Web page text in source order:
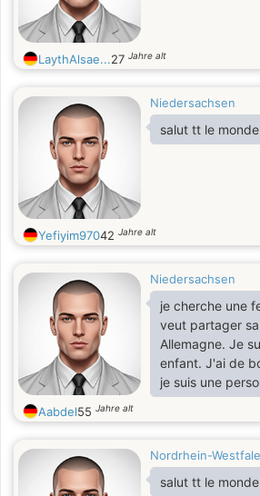
LaythAlsae...27 Jahre alt
Niedersachsen
Yefiyim97042 Jahre alt
Niedersachsen
je cherche une
veut partager
Allemagne. Je
enfant. J'ai de
je suis une
et ouverte.
reste si tu
comprends le
avantage pour
Aabdel55 Jahre alt
Nordrhein-
salut tt le monde